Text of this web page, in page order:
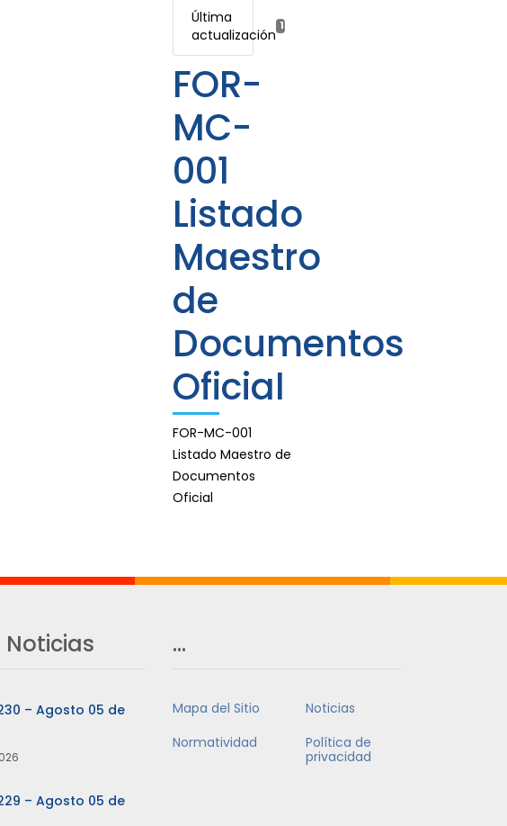
Última
actualización
13 febrero, 2025
FOR-
MC-
001
Listado
Maestro
de
Documentos
Oficial
FOR-MC-001
Listado Maestro de
Documentos
Oficial
– Agosto 05 de
– Agosto 05 de
…
Mapa del Sitio
Noticias
Normatividad
Política de
privacidad